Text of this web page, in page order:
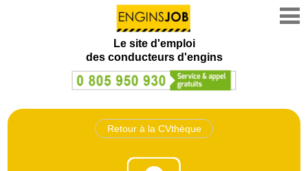
Le site d'emploi
des conducteurs d'engins
Retour à la CVthèque